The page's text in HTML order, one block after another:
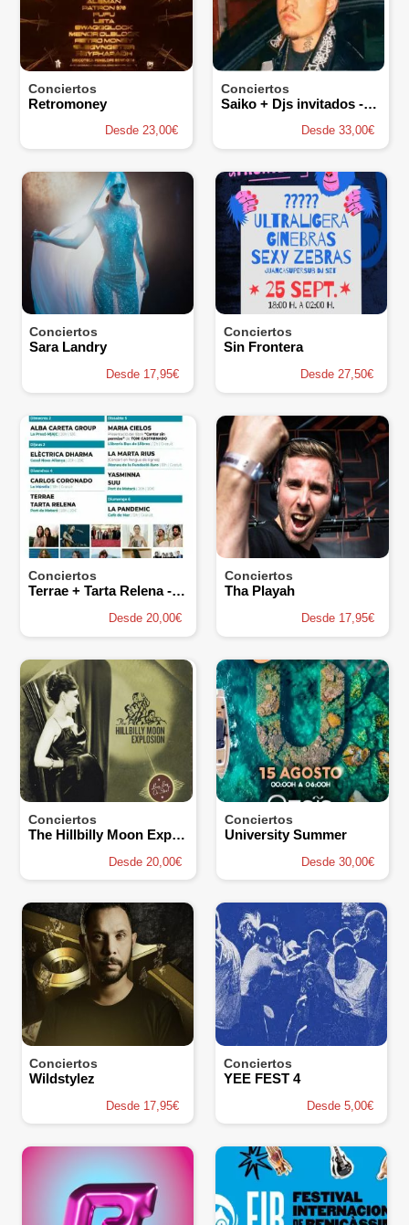
Conciertos
Retromoney
Desde 23,00€
Conciertos
Saiko + Djs invitados - Cabaret Festival Mairena
Desde 33,00€
Conciertos
Sara Landry
Desde 17,95€
Conciertos
Sin Frontera
Desde 27,50€
Conciertos
Terrae + Tarta Relena - Posidònia Fest
Desde 20,00€
Conciertos
Tha Playah
Desde 17,95€
Conciertos
The Hillbilly Moon Explosion
Desde 20,00€
Conciertos
University Summer
Desde 30,00€
Conciertos
Wildstylez
Desde 17,95€
Conciertos
YEE FEST 4
Desde 5,00€